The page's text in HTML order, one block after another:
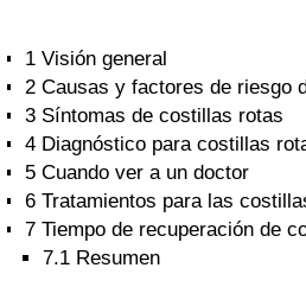
1 Visión general
2 Causas y factores de riesgo
3 Síntomas de costillas rotas
4 Diagnóstico para costillas
5 Cuando ver a un doctor
6 Tratamientos para las
7 Tiempo de recuperación de
7.1 Resumen